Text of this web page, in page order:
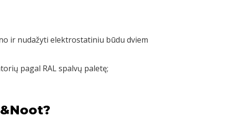
ir nudažyti elektrostatiniu būdu dviem
pagal RAL spalvų paletę;